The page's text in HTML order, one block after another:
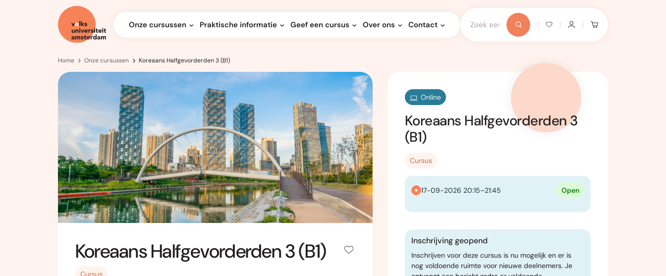
Onze cursussen Praktische informatie Geef een cursus Over ons Contact
Home Onze cursussen Koreaans Halfgevorderden 3 (B1)
Koreaans Halfgevorderden 3 (B1)
Cursus
Online
Koreaans Halfgevorderden 3
(B1)
Cursus
17-09-2026 20:15–21:45 Open
Inschrijving geopend
Inschrijven voor deze cursus is nu mogelijk en er is
nog voldoende ruimte voor nieuwe deelnemers. Je